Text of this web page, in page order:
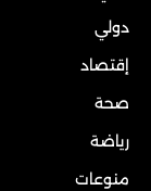
دولي
إقتصاد
صحة
رياضة
منوعات